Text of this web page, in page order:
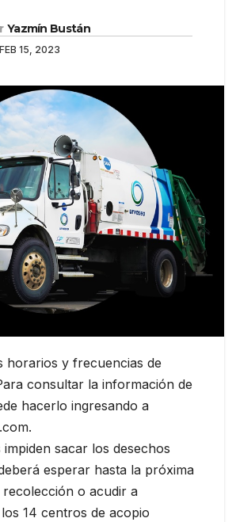
Yazmín Bustán
FEB 15, 2023
horarios y frecuencias de
consultar la información de
hacerlo ingresando a
impiden sacar los desechos
esperar hasta la próxima
o acudir a
14 centros de acopio